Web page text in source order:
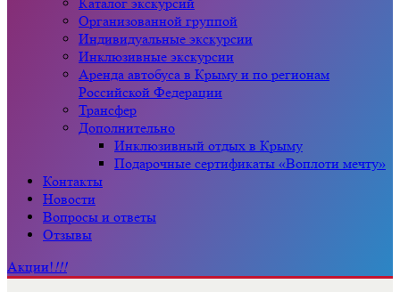
Организованной группой
Индивидуальные экскурсии
Инклюзивные экскурсии
Аренда автобуса в Крыму и по регионам
Российской Федерации
Трансфер
Дополнительно
Инклюзивный отдых в Крыму
Подарочные сертификаты «Воплоти мечту»
Контакты
Новости
Вопросы и ответы
Отзывы
Акции!!!!